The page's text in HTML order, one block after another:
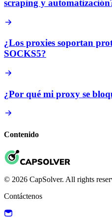
scraping y
¿Los proxies soportan
SOCKS5?
¿Por qué mi proxy se
Contenido
© 2026 CapSolver. All rights
Contáctenos